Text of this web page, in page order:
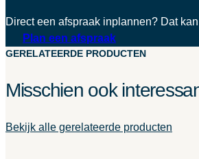
Direct een afspraak inplannen? Dat
Plan een afspraak
GERELATEERDE PRODUCTEN
Misschien ook
Bekijk alle gerelateerde producten